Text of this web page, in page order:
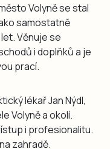
Volyně se stal
samostatně
Věnuje se
i doplňků a je
prací.
lékař Jan Nýdl,
Volyně a okolí.
i profesionalitu.
zahradě.